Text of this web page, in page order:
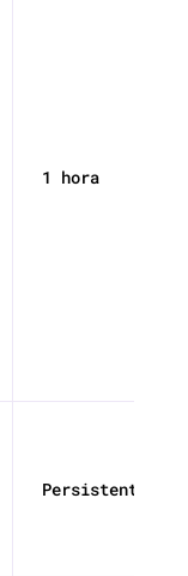
1 hora
Persistente